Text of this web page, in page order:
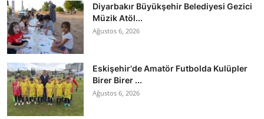
Diyarbakır Büyükşehir Belediyesi Gezici
Müzik Atöl...
Ağustos 6, 2026
Eskişehir'de Amatör Futbolda Kulüpler
Birer Birer ...
Ağustos 6, 2026